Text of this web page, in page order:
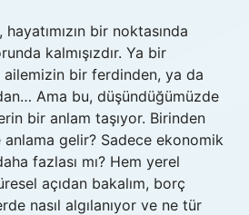
bir noktasında
kalmışızdır. Ya bir
ailemizin bir ferdinden, ya da
Ama bu, düşündüğümüzde
bir anlam taşıyor. Birinden
gelir? Sadece ekonomik
fazlası mı? Hem yerel
açıdan bakalım, borç
nasıl algılanıyor ve ne tür